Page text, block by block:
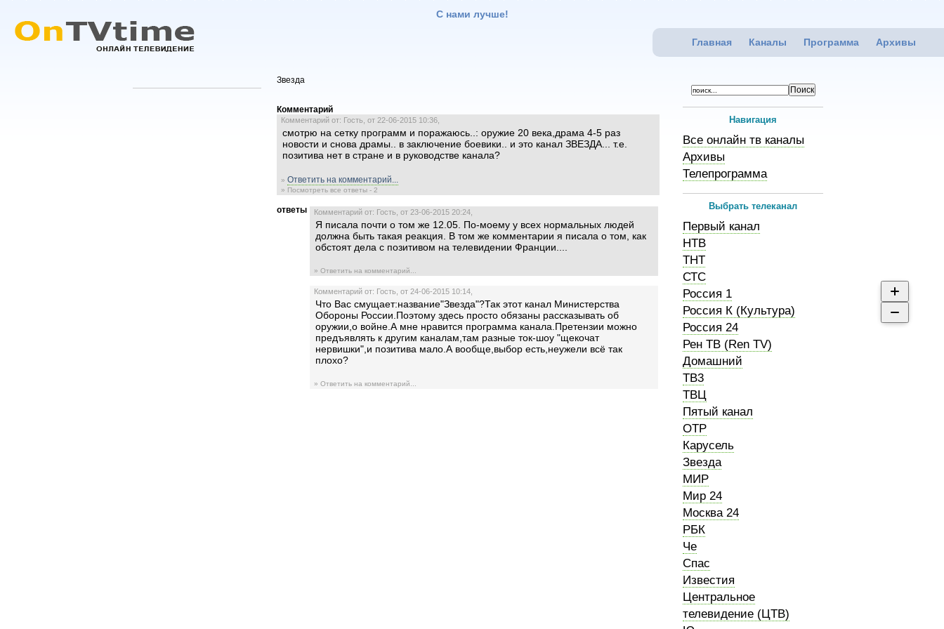
С нами лучше!
Главная Каналы Программа Архивы
Звезда
Комментарий
Комментарий от: Гость, от 22-06-2015 10:36,
смотрю на сетку программ и поражаюсь..: оружие 20 века,драма 4-5 раз
новости и снова драмы.. в заключение боевики.. и это канал ЗВЕЗДА... т.е.
позитива нет в стране и в руководстве канала?
» Ответить на комментарий...
» Посмотреть все ответы - 2
ответы Комментарий от: Гость, от 23-06-2015 20:24,
Я писала почти о том же 12.05. По-моему у всех нормальных людей
должна быть такая реакция. В том же комментарии я писала о том, как
обстоят дела с позитивом на телевидении Франции....
» Ответить на комментарий...
Комментарий от: Гость, от 24-06-2015 10:14,
Что Вас смущает:название"Звезда"?Так этот канал Министерства
Обороны России.Поэтому здесь просто обязаны рассказывать об
оружии,о войне.А мне нравится программа канала.Претензии можно
предъявлять к другим каналам,там разные ток-шоу "щекочат
нервишки",и позитива мало.А вообще,выбор есть,неужели всё так
плохо?
» Ответить на комментарий...
Навигация
Все онлайн тв каналы
Архивы
Телепрограмма
Выбрать телеканал
Первый канал
НТВ
ТНТ
СТС
Россия 1
Россия К (Культура)
Россия 24
Рен ТВ (Ren TV)
Домашний
ТВ3
ТВЦ
Пятый канал
ОТР
Карусель
Звезда
МИР
Мир 24
Москва 24
РБК
Че
Спас
Известия
Центральное
телевидение (ЦТВ)